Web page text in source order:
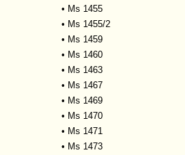
• Ms 1455
• Ms 1455/2
• Ms 1459
• Ms 1460
• Ms 1463
• Ms 1467
• Ms 1469
• Ms 1470
• Ms 1471
• Ms 1473